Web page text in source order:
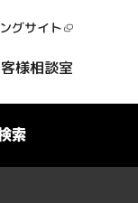
グサイト
様相談室
索